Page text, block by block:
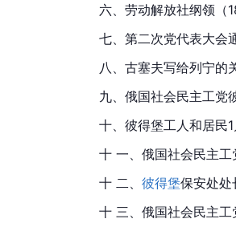
六、劳动解放社纲领（
七、第二次党代表大会
八、古塞夫写给列宁的
九、俄国社会民主工党
十、彼得堡工人和居民
十 一、俄国社会民主
十 二、 彼得堡保安处
十 三、俄国社会民主工